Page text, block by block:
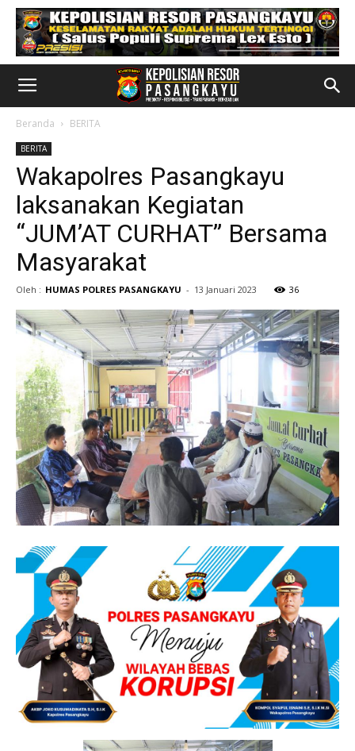
Beranda BERITA
BERITA
Wakapolres Pasangkayu
laksanakan Kegiatan
“JUM’AT CURHAT” Bersama
Masyarakat
Oleh : HUMAS POLRES PASANGKAYU - 13 Januari 2023 36